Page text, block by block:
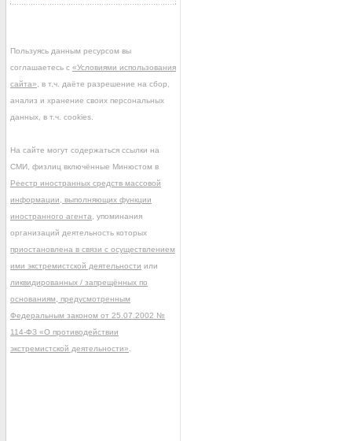
Пользуясь данным ресурсом вы
соглашаетесь с «Условиями использования
сайта» , в т.ч. даёте разрешение на сбор,
анализ и хранение своих персональных
данных, в т.ч. cookies.
На сайте могут содержаться ссылки на
СМИ, физлиц включённые Минюстом в
Реестр иностранных средств массовой
информации, выполняющих функции
иностранного агента , упоминания
организаций деятельность которых
приостановлена в связи с осуществлением
ими экстремистской деятельности или
ликвидированных / запрещённых по
основаниям, предусмотренным
Федеральным законом от 25.07.2002 №
114-ФЗ «О противодействии
экстремистской деятельности»